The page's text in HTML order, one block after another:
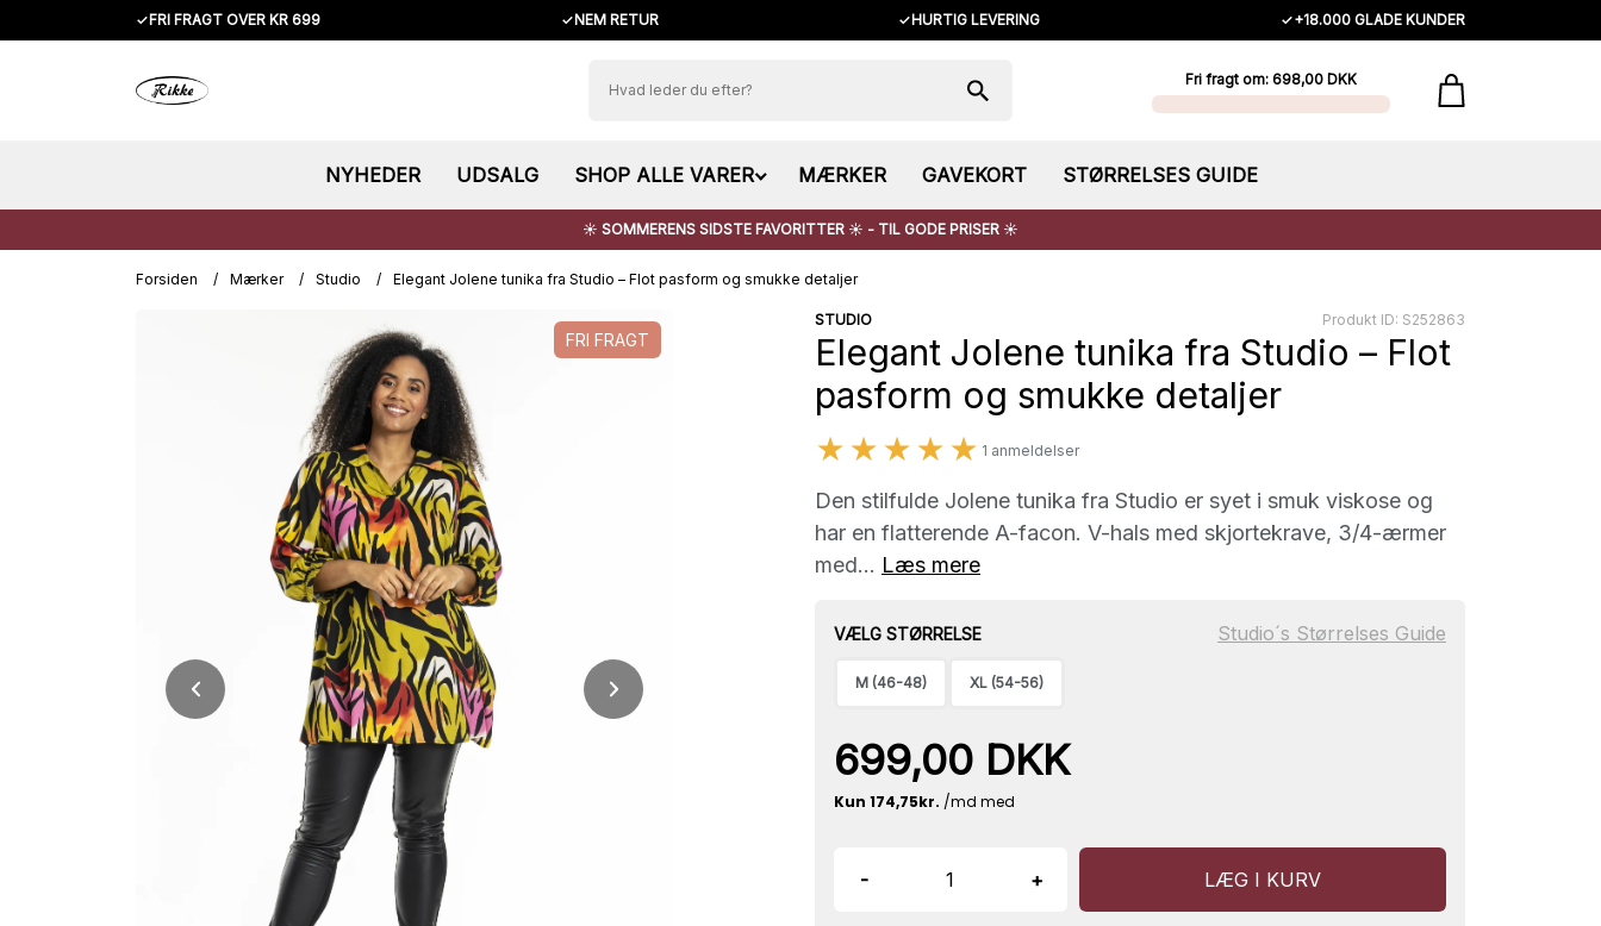
✓FRI FRAGT OVER KR 699 ✓NEM RETUR ✓HURTIG LEVERING ✓+18.000 GLADE KUNDER
Fri fragt om: 698,00 DKK
NYHEDER UDSALG SHOP ALLE VARER MÆRKER GAVEKORT STØRRELSES GUIDE
☀️ SOMMERENS SIDSTE FAVORITTER ☀️ - TIL GODE PRISER ☀️
Forsiden / Mærker / Studio / Elegant Jolene tunika fra Studio – Flot pasform og smukke detaljer
FRI FRAGT
STUDIO Produkt ID: S252863
Elegant Jolene tunika fra Studio – Flot
pasform og smukke detaljer
★★★★★ 1 anmeldelser
Den stilfulde Jolene tunika fra Studio er syet i smuk viskose og
har en flatterende A-facon. V-hals med skjortekrave, 3/4-ærmer
med... Læs mere
VÆLG STØRRELSE Studio´s Størrelses Guide
M (46-48) XL (54-56)
699,00 DKK
- + LÆG I KURV